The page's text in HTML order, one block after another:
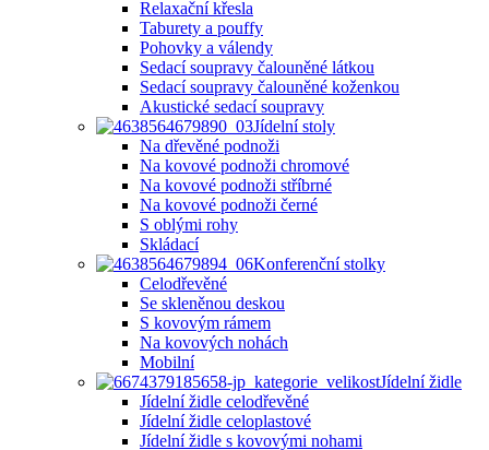
Relaxační křesla
Taburety a pouffy
Pohovky a válendy
Sedací soupravy čalouněné látkou
Sedací soupravy čalouněné koženkou
Akustické sedací soupravy
Jídelní stoly
Na dřevěné podnoži
Na kovové podnoži chromové
Na kovové podnoži stříbrné
Na kovové podnoži černé
S oblými rohy
Skládací
Konferenční stolky
Celodřevěné
Se skleněnou deskou
S kovovým rámem
Na kovových nohách
Mobilní
Jídelní židle
Jídelní židle celodřevěné
Jídelní židle celoplastové
Jídelní židle s kovovými nohami